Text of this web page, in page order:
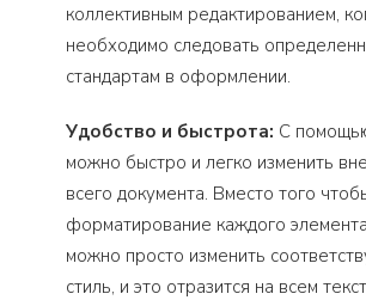
коллективным редактированием,
необходимо следовать
стандартам в оформлении.
Удобство и быстрота: С
можно быстро и легко изменить
всего документа. Вместо того
форматирование каждого
можно просто изменить
стиль, и это отразится на всем